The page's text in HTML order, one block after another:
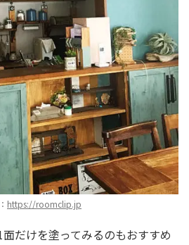
https://roomclip.jp
だけを塗ってみるのもおすすめ